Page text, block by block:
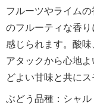
フルーツやライム
のフルーティな香
感じられます。酸味
アタックから心地
どよい甘味と共にス
ぶどう品種：シャル